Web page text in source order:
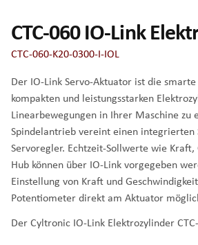
CTC-060 IO-Link
CTC-060-K20-0300-I-IOL
Der IO-Link Servo-Aktuator ist die
kompakten und leistungsstarken
Linearbewegungen in Ihrer Maschine zu
Spindelantrieb vereint einen integrierten
Servoregler. Echtzeit-Sollwerte wie Kraft,
Hub können über IO-Link vorgegeben
Einstellung von Kraft und
Potentiometer direkt am Aktuator
Der Cyltronic IO-Link Elektrozylinder